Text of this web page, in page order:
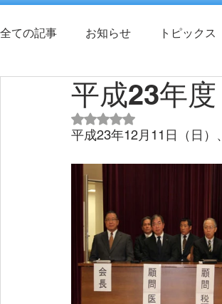
全ての記事 お知らせ トピックス
ボランティア活動 少年柔道錬成
平成23年
5つ星のうちNaNと評価さ
平成23年12月11日（日）